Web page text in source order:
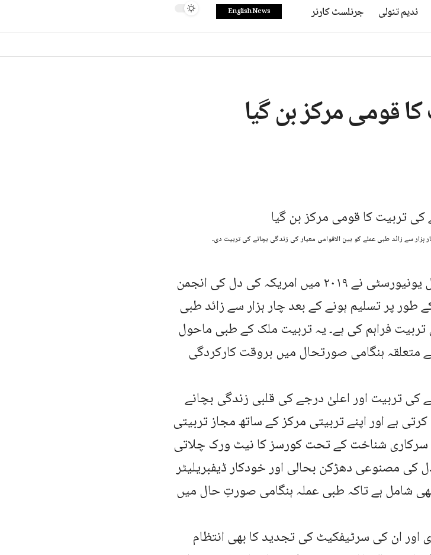
ندیم تنولی جرنلسٹ کارنر English News
قومی مرکز بن گیا
شہید ذوالفقار علی بھٹو میڈیکل یونیورسٹی نے ۲۰۱۹ میں امریکہ کی دل کی انجمن
طور پر تسلیم ہونے کے بعد چار ہزار سے زائد طبی
فراہم کی ہے۔ یہ تربیت ملک کے طبی ماحول
متعلقہ ہنگامی صورتحال میں بروقت کارکردگی
کی تربیت اور اعلیٰ درجے کی قلبی زندگی بچانے
ہے اور اپنے تربیتی مرکز کے ساتھ مجاز تربیتی
سرکاری شناخت کے تحت کورسز کا نیٹ ورک چلاتی
کی مصنوعی دھڑکن بحالی اور خودکار ڈیفبریلیٹر
شامل ہے تاکہ طبی عملہ ہنگامی صورتِ حال میں
اور ان کی سرٹیفکیٹ کی تجدید کا بھی انتظام